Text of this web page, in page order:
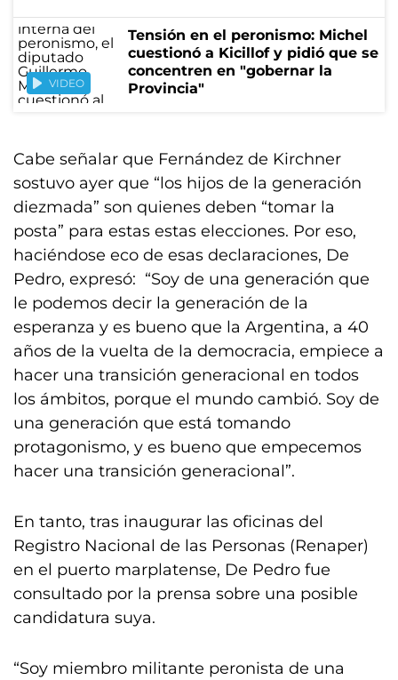
VIDEO
Tensión en el peronismo: Michel
cuestionó a Kicillof y pidió que se
concentren en "gobernar la
Provincia"
Cabe señalar que Fernández de Kirchner
sostuvo ayer que “los hijos de la generación
diezmada” son quienes deben “tomar la
posta” para estas estas elecciones. Por eso,
haciéndose eco de esas declaraciones, De
Pedro, expresó: “Soy de una generación que
le podemos decir la generación de la
esperanza y es bueno que la Argentina, a 40
años de la vuelta de la democracia, empiece a
hacer una transición generacional en todos
los ámbitos, porque el mundo cambió. Soy de
una generación que está tomando
protagonismo, y es bueno que empecemos
hacer una transición generacional”.
En tanto, tras inaugurar las oficinas del
Registro Nacional de las Personas (Renaper)
en el puerto marplatense, De Pedro fue
consultado por la prensa sobre una posible
candidatura suya.
“Soy miembro militante peronista de una